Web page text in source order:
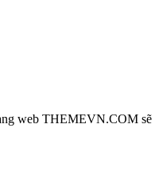
web THEMEVN.COM sẽ